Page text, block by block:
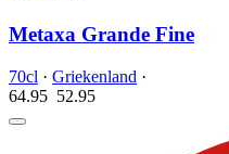
Metaxa Grande Fine
70cl · Griekenland ·
64.95 52.95